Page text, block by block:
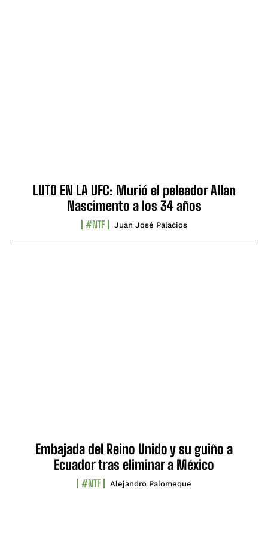
LUTO EN LA UFC: Murió el peleador Allan
Nascimento a los 34 años
#NTF Juan José Palacios
Embajada del Reino Unido y su guiño a
Ecuador tras eliminar a México
#NTF Alejandro Palomeque